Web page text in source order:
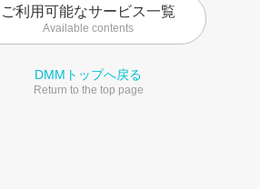
ご利用可能なサービス一覧
Available contents
DMMトップへ戻る
Return to the top page